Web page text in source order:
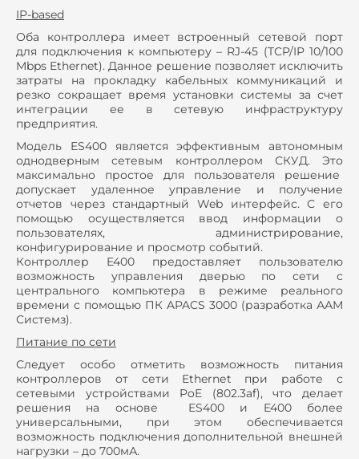
IP-based
Оба контроллера имеет встроенный сетевой порт
для подключения к компьютеру – RJ-45 (TCP/IP 10/100
Mbps Ethernet). Данное решение позволяет исключить
затраты на прокладку кабельных коммуникаций и
резко сокращает время установки системы за счет
интеграции ее в сетевую инфраструктуру
предприятия.
Модель ES400 является эффективным автономным
однодверным сетевым контроллером СКУД. Это
максимально простое для пользователя решение
допускает удаленное управление и получение
отчетов через стандартный Web интерфейс. С его
помощью осуществляется ввод информации о
пользователях, администрирование,
конфигурирование и просмотр событий.
Контроллер E400 предоставляет пользователю
возможность управления дверью по сети с
центрального компьютера в режиме реального
времени с помощью ПК APACS 3000 (разработка ААМ
Системз).
Питание по сети
Следует особо отметить возможность питания
контроллеров от сети Ethernet при работе с
сетевыми устройствами PoE (802.3af), что делает
решения на основе ES400 и E400 более
универсальными, при этом обеспечивается
возможность подключения дополнительной внешней
нагрузки – до 700мА.